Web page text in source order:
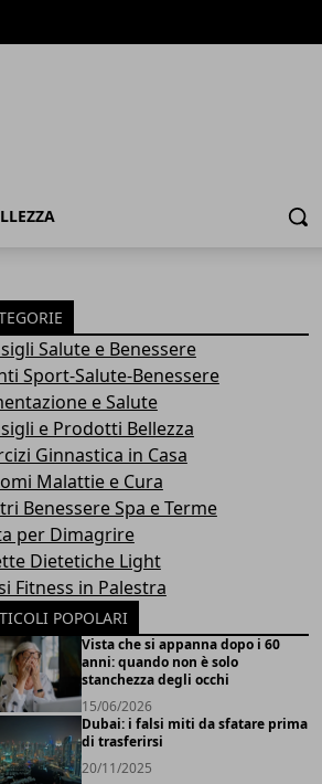
Cerca
Salute e Benessere
Sport-Salute-Benessere
e Salute
e Prodotti Bellezza
Ginnastica in Casa
Malattie e Cura
Benessere Spa e Terme
per Dimagrire
Dietetiche Light
Fitness in Palestra
POPOLARI
Vista che si appanna dopo i 60
anni: quando non è solo
stanchezza degli occhi
15/06/2026
Dubai: i falsi miti da sfatare prima
di trasferirsi
20/11/2025